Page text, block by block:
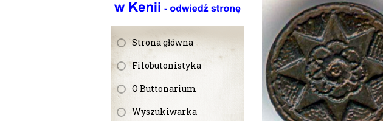
Strona główna
Filobutonistyka
O Buttonarium
Wyszukiwarka